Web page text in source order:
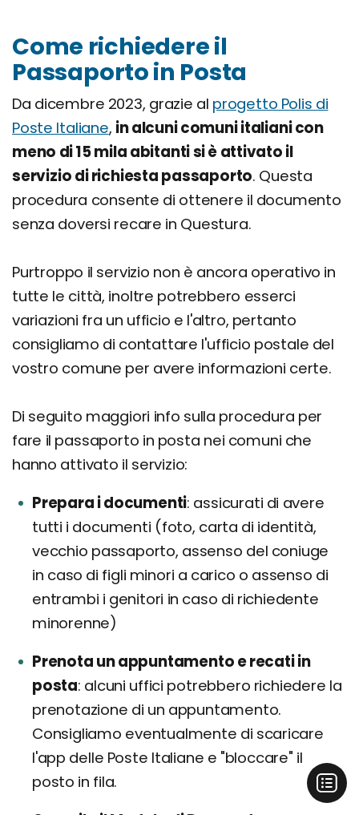
Come richiedere il
Passaporto in Posta
Da dicembre 2023, grazie al progetto Polis di
Poste Italiane, in alcuni comuni italiani con
meno di 15 mila abitanti si è attivato il
servizio di richiesta passaporto. Questa
procedura consente di ottenere il documento
senza doversi recare in Questura.
Purtroppo il servizio non è ancora operativo in
tutte le città, inoltre potrebbero esserci
variazioni fra un ufficio e l'altro, pertanto
consigliamo di contattare l'ufficio postale del
vostro comune per avere informazioni certe.
Di seguito maggiori info sulla procedura per
fare il passaporto in posta nei comuni che
hanno attivato il servizio:
Prepara i documenti assicurati di avere
tutti i documenti (foto, carta di identità,
vecchio passaporto, assenso del coniuge
in caso di figli minori a carico o assenso di
entrambi i genitori in caso di richiedente
minorenne)
Prenota un appuntamento e recati in
posta alcuni uffici potrebbero richiedere la
prenotazione di un appuntamento.
Consigliamo eventualmente di scaricare
l'app delle Poste Italiane e "bloccare" il
posto in fila.